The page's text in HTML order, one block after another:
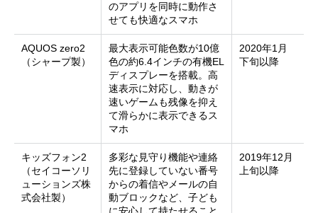
のアプリを同時に動作さ
せても快適なスマホ
AQUOS zero2
（シャープ製）
最大表示可能色数が10億
色の約6.4インチの有機EL
ディスプレーを搭載。高
速表示に対応し、動きが
速いゲームも残像を抑え
て滑らかに表示できるス
マホ
2020年1月
下旬以降
キッズフォン2
（セイコーソリ
ューションズ株
式会社製）
多彩な見守り機能や連絡
先に登録していない番号
からの着信やメールの自
動ブロックなど、子ども
2019年12月
上旬以降